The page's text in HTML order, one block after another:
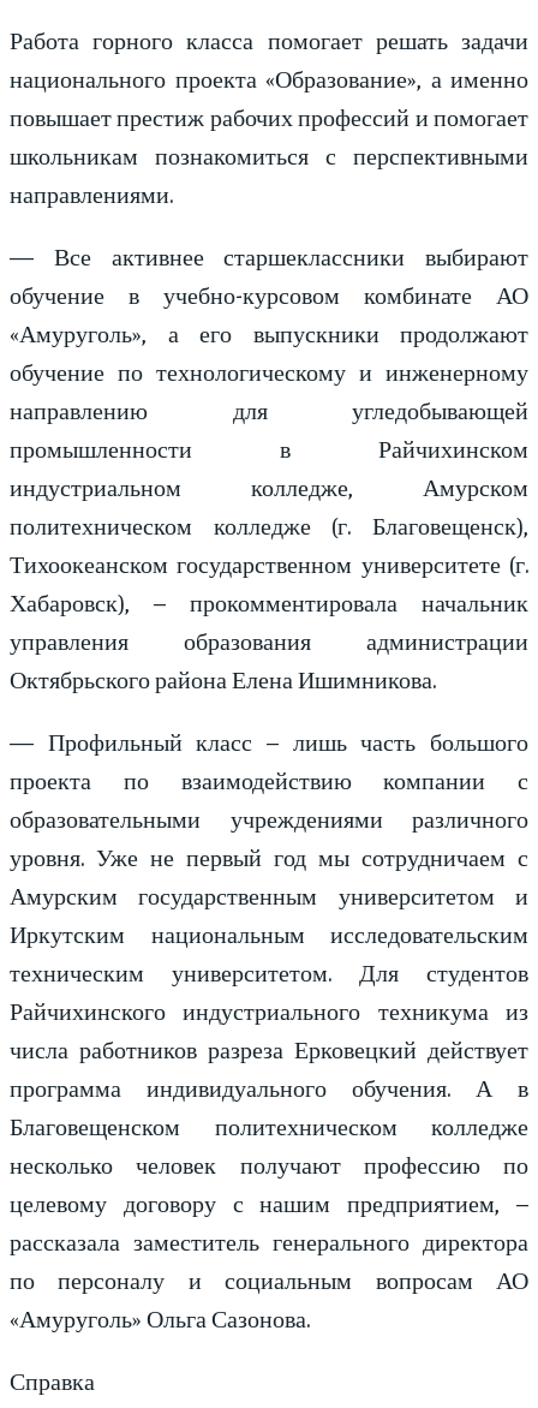
Работа горного класса помогает решать задачи
национального проекта «Образование», а именно
повышает престиж рабочих профессий и помогает
школьникам познакомиться с перспективными
направлениями.
— Все активнее старшеклассники выбирают
обучение в учебно-курсовом комбинате АО
«Амуруголь», а его выпускники продолжают
обучение по технологическому и инженерному
направлению для угледобывающей
промышленности в Райчихинском
индустриальном колледже, Амурском
политехническом колледже (г. Благовещенск),
Тихоокеанском государственном университете (г.
Хабаровск), – прокомментировала начальник
управления образования администрации
Октябрьского района Елена Ишимникова.
— Профильный класс – лишь часть большого
проекта по взаимодействию компании с
образовательными учреждениями различного
уровня. Уже не первый год мы сотрудничаем с
Амурским государственным университетом и
Иркутским национальным исследовательским
техническим университетом. Для студентов
Райчихинского индустриального техникума из
числа работников разреза Ерковецкий действует
программа индивидуального обучения. А в
Благовещенском политехническом колледже
несколько человек получают профессию по
целевому договору с нашим предприятием, –
рассказала заместитель генерального директора
по персоналу и социальным вопросам АО
«Амуруголь» Ольга Сазонова.
Справка